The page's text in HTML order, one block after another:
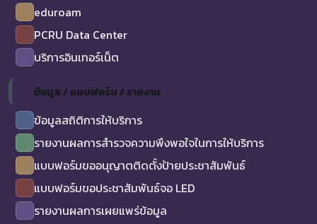
eduroam
PCRU Data Center
บริการอินเทอร์เน็ต
ข้อมูล / แบบฟอร์ม / รายงาน
ข้อมูลสถิติการให้บริการ
รายงานผลการสำรวจความพึงพอใจในการให้บริการ
แบบฟอร์มขออนุญาตติดตั้งป้ายประชาสัมพันธ์
แบบฟอร์มขอประชาสัมพันธ์จอ LED
รายงานผลการเผยแพร่ข้อมูล